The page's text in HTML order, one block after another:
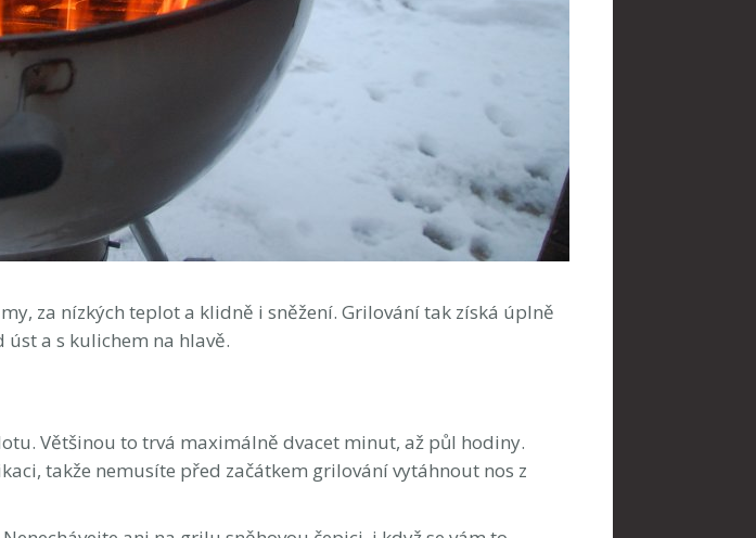
za nízkých teplot a klidně i sněžení. Grilování tak získá úplně
a s kulichem na hlavě.
Většinou to trvá maximálně dvacet minut, až půl hodiny.
takže nemusíte před začátkem grilování vytáhnout nos z